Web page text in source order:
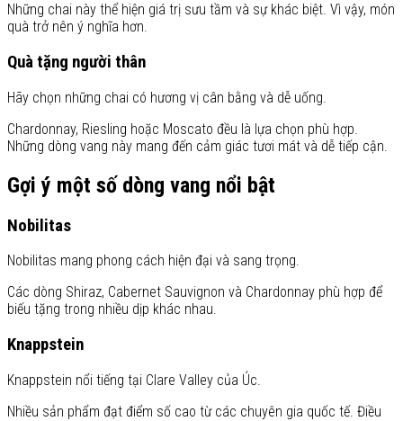
Những chai này thể hiện giá trị sưu tầm và sự khác biệt. Vì vậy, món
quà trở nên ý nghĩa hơn.
Quà tặng người thân
Hãy chọn những chai có hương vị cân bằng và dễ uống.
Chardonnay, Riesling hoặc Moscato đều là lựa chọn phù hợp.
Những dòng vang này mang đến cảm giác tươi mát và dễ tiếp cận.
Gợi ý một số dòng vang nổi bật
Nobilitas
Nobilitas mang phong cách hiện đại và sang trọng.
Các dòng Shiraz, Cabernet Sauvignon và Chardonnay phù hợp để
biếu tặng trong nhiều dịp khác nhau.
Knappstein
Knappstein nổi tiếng tại Clare Valley của Úc.
Nhiều sản phẩm đạt điểm số cao từ các chuyên gia quốc tế. Điều